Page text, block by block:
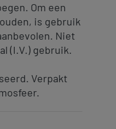
Om een
is gebruik
Niet
(I.V.) gebruik.
Verpakt